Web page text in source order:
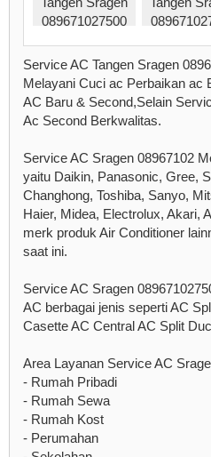
Service AC Tangen Sragen
Melayani Cuci ac Perbaikan ac
AC Baru & Second,Selain
Ac Second Berkwalitas.
Service AC Sragen 08967102
yaitu Daikin, Panasonic, Gree,
Changhong, Toshiba, Sanyo,
Haier, Midea, Electrolux, Akari,
merk produk Air Conditioner
saat ini.
Service AC Sragen
AC berbagai jenis seperti AC
Casette AC Central AC Split
Area Layanan Service AC
- Rumah Pribadi
- Rumah Sewa
- Rumah Kost
- Perumahan